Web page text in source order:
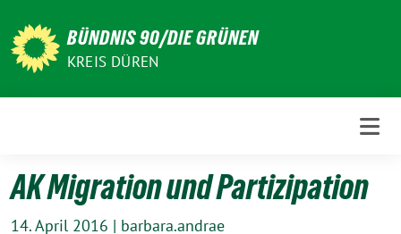
zum
Inhalt
BÜNDNIS 90/DIE GRÜNEN
KREIS DÜREN
AK Migration und Partizipation
14. April 2016 | barbara.andrae